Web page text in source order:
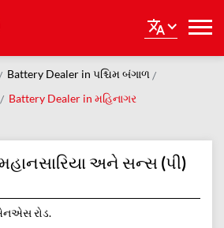
Battery Dealer in પશ્ચિમ બંગાળ
Battery Dealer in મહિનાગર
અને સન્સ (પી)
રોડ.